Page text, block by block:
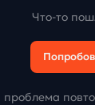
Что-то
проблема